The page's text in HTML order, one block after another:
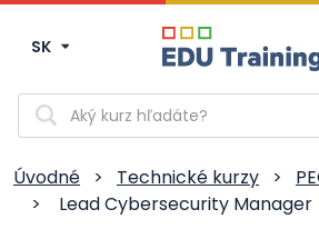
SK
Vyhľadávanie
Úvodné > Technické kurzy >
>
Lead Cybersecurity Manager